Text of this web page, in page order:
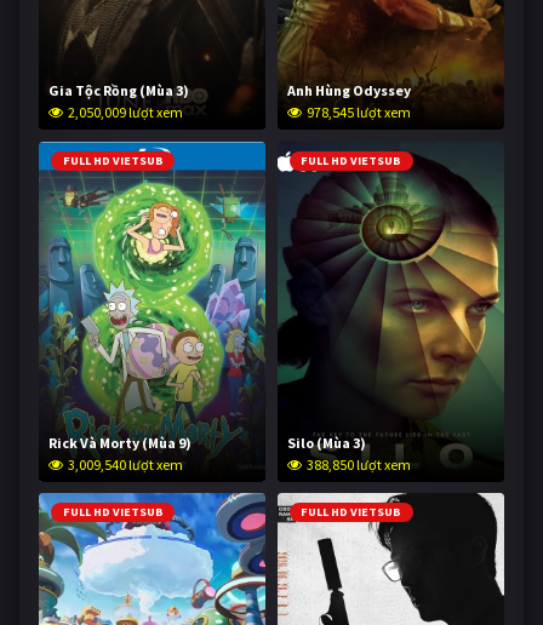
Gia Tộc Rồng (Mùa 3)
2,050,009 lượt xem
Anh Hùng Odyssey
978,545 lượt xem
FULL HD VIETSUB
Rick Và Morty (Mùa 9)
3,009,540 lượt xem
FULL HD VIETSUB
Silo (Mùa 3)
388,850 lượt xem
FULL HD VIETSUB FULL HD VIETSUB